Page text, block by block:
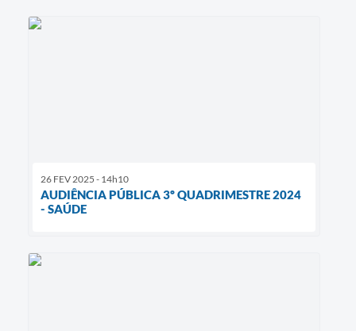
26 FEV 2025 - 14h10
AUDIÊNCIA PÚBLICA 3º QUADRIMESTRE 2024
- SAÚDE